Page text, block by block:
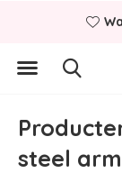
(12 maanden
steel